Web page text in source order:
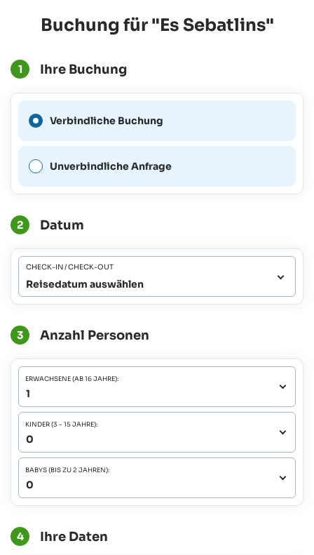
Buchung für "Es Sebatlins"
1 Ihre Buchung
Verbindliche Buchungist für diesen Zeitraum nicht
Unverbindliche Anfrage
2 Datum
CHECK-IN / CHECK-OUT
Reisedatum auswählen
3 Anzahl Personen
ERWACHSENE (AB 16 JAHRE):
KINDER (3 - 15 JAHRE):
BABYS (BIS ZU 2 JAHREN):
4 Ihre Daten